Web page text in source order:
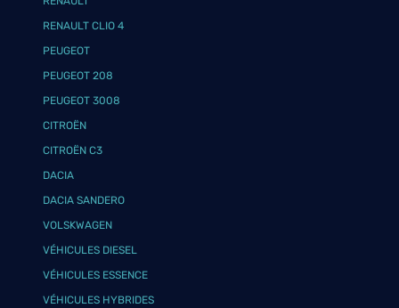
RENAULT CLIO 4
PEUGEOT
PEUGEOT 208
PEUGEOT 3008
CITROËN
CITROËN C3
DACIA
DACIA SANDERO
VOLSKWAGEN
VÉHICULES DIESEL
VÉHICULES ESSENCE
VÉHICULES HYBRIDES